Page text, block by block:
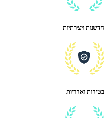
חדשנות ויצירתיות
בטיחות ואחריות